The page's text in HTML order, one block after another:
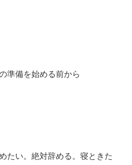
準備を始める前から
たい。絶対辞める。寝ときた